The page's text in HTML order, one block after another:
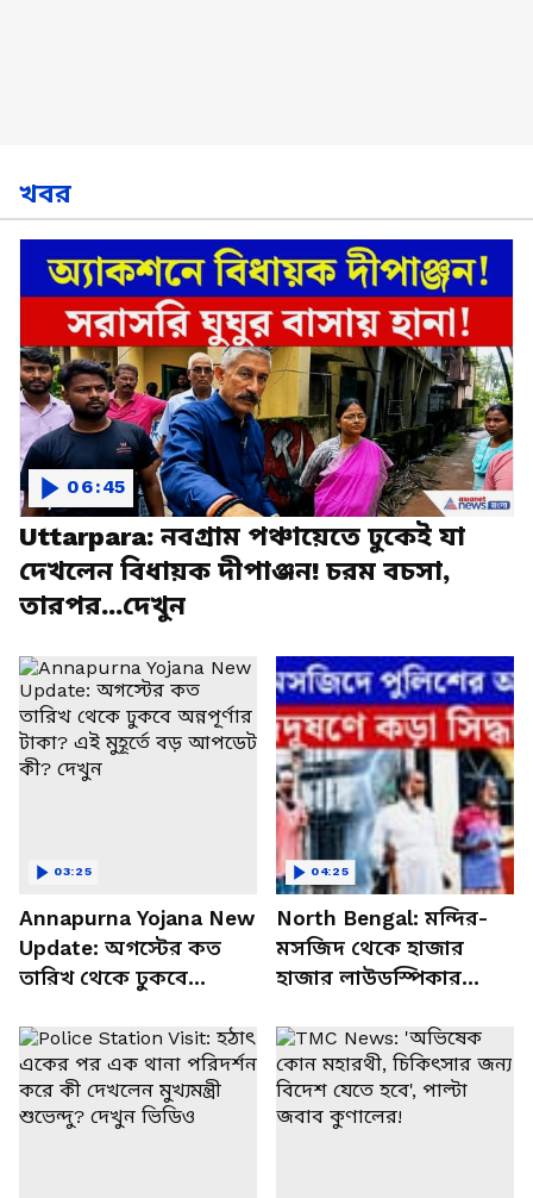
খবর
Uttarpara: নবগ্রাম পঞ্চায়েতে ঢুকেই যা
দেখলেন বিধায়ক দীপাঞ্জন! চরম বচসা,
তারপর...দেখুন
06:45
Annapurna Yojana New
Update: অগস্টের কত
তারিখ থেকে ঢুকবে
বড় আপডেট কী? দেখুন
03:25
North Bengal: মন্দির-
মসজিদ থেকে হাজার
হাজার লাউডস্পিকার
জব্দ সরকারের
04:25